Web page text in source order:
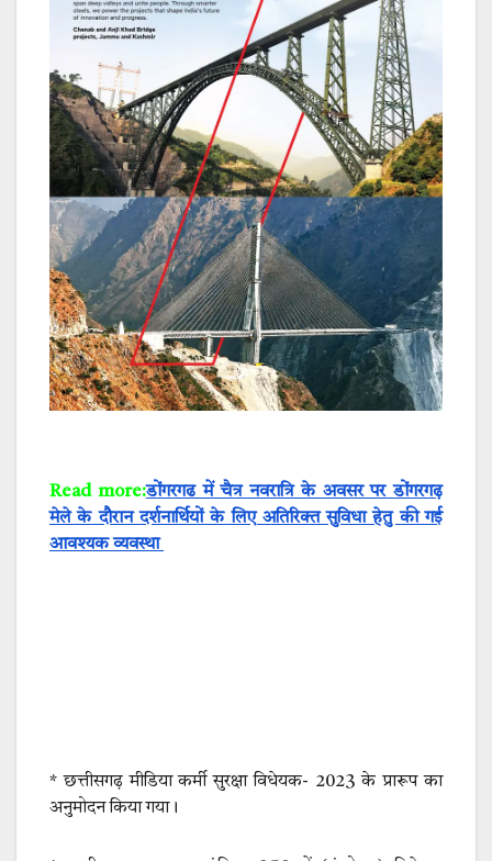
Read more:डोंगरगढ में चैत्र नवरात्रि के अवसर पर डोंगरगढ़
मेले के दौरान दर्शनार्थियों के लिए अतिरिक्त सुविधा हेतु की गई
आवश्यक व्यवस्था
* छत्तीसगढ़ मीडिया कर्मी सुरक्षा विधेयक- 2023 के प्रारूप का
अनुमोदन किया गया।